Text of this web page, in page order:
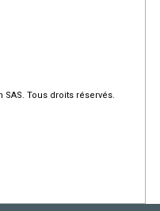
Tous droits réservés.